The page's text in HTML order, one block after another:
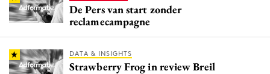
De Pers van start zonder
reclamecampagne
DATA & INSIGHTS
Strawberry Frog in review Breil